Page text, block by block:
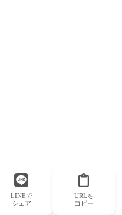
LINEで
シェア
URLを
コピー